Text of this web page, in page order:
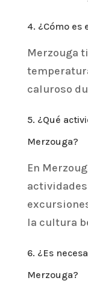
4. ¿Cómo es
Merzouga
caluroso
5. ¿Qué
Merzouga?
En
la cultura
6. ¿Es
Merzouga?